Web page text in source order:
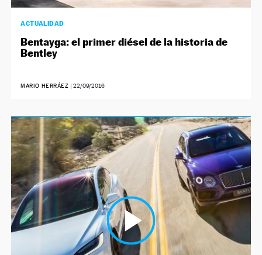
ACTUALIDAD
Bentayga: el primer diésel de la historia de
Bentley
MARIO HERRÁEZ | 22/09/2016